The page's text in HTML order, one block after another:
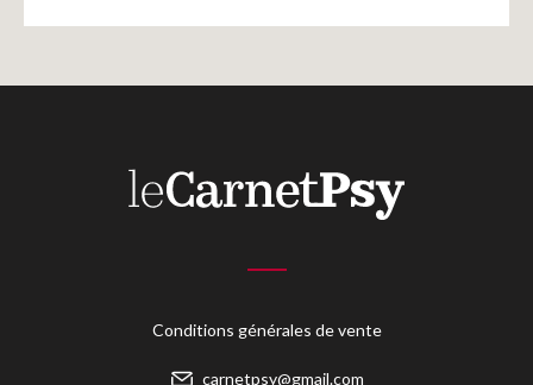
Conditions générales de vente
carnetpsy@gmail.com